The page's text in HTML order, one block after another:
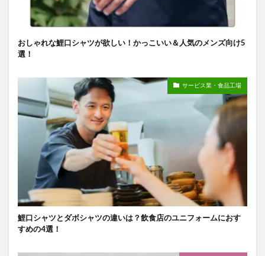
おしゃれな鯉口シャツが欲しい！かっこいい＆人気のメンズ向け5
選！
サービス業・食品工場
鯉口シャツとダボシャツの違いは？飲食店のユニフォームにおす
すめの4選！